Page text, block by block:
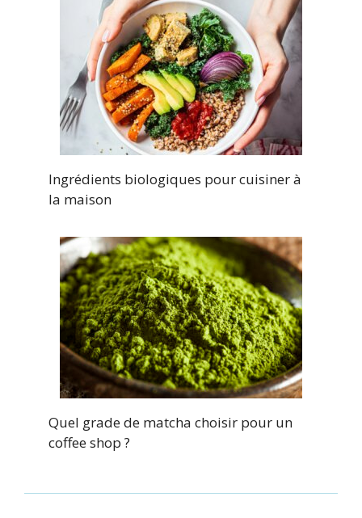
Ingrédients biologiques pour cuisiner à
la maison
Quel grade de matcha choisir pour un
coffee shop ?